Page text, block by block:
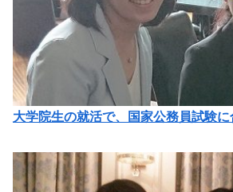
大学院生の就活で、国家公務員試験に